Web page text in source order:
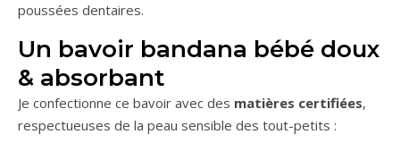
poussées dentaires.
Un bavoir bandana bébé doux
& absorbant
Je confectionne ce bavoir avec des matières certifiées,
respectueuses de la peau sensible des tout-petits :